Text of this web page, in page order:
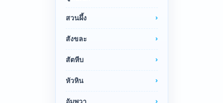
สวนผึ้ง
สังขละ
สัตหีบ
หัวหิน